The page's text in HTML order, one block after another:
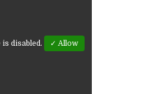
is disabled. ✓ Allow